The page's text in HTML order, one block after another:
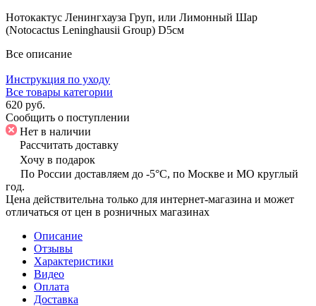
Нотокактус Ленингхауза Груп, или Лимонный Шар
(Notocactus Leninghausii Group) D5см
Все описание
Инструкция по уходу
Все товары категории
620 руб.
Сообщить о поступлении
Нет в наличии
Рассчитать доставку
Хочу в подарок
По России доставляем до -5°C, по Москве и МО круглый
год.
Цена действительна только для интернет-магазина и может
отличаться от цен в розничных магазинах
Описание
Отзывы
Характеристики
Видео
Оплата
Доставка